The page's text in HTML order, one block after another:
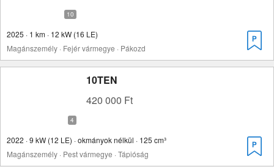
2025 · 1 km · 12 kW (16 LE)
Magánszemély · Fejér vármegye · Pákozd
10TEN
420 000 Ft
2022 · 9 kW (12 LE) · okmányok nélkül · 125 cm³
Magánszemély · Pest vármegye · Tápióság